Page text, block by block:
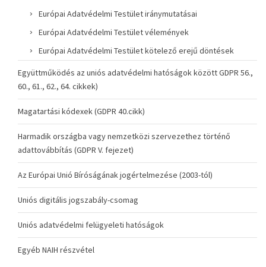
Európai Adatvédelmi Testület iránymutatásai
Európai Adatvédelmi Testület vélemények
Európai Adatvédelmi Testület kötelező erejű döntések
Együttműködés az uniós adatvédelmi hatóságok között GDPR 56.,
60., 61., 62., 64. cikkek)
Magatartási kódexek (GDPR 40.cikk)
Harmadik országba vagy nemzetközi szervezethez történő
adattovábbítás (GDPR V. fejezet)
Az Európai Unió Bíróságának jogértelmezése (2003-tól)
Uniós digitális jogszabály-csomag
Uniós adatvédelmi felügyeleti hatóságok
Egyéb NAIH részvétel